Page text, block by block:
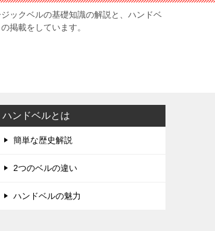
ックベルの基礎知識の解説と、ハンドベ
掲載をしています。
ハンドベルとは
簡単な歴史解説
2つのベルの違い
ハンドベルの魅力